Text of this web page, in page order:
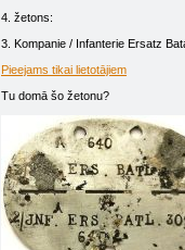
4. žetons:
3. Kompanie / Infanterie Ersatz
Pieejams tikai lietotājiem
Tu domā šo žetonu?